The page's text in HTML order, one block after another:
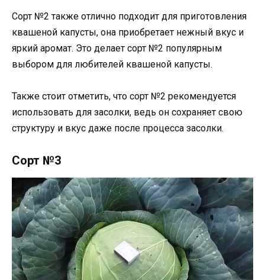
Сорт №2 также отлично подходит для приготовления
квашеной капусты, она приобретает нежный вкус и
яркий аромат. Это делает сорт №2 популярным
выбором для любителей квашеной капусты.
Также стоит отметить, что сорт №2 рекомендуется
использовать для засолки, ведь он сохраняет свою
структуру и вкус даже после процесса засолки.
Сорт №3